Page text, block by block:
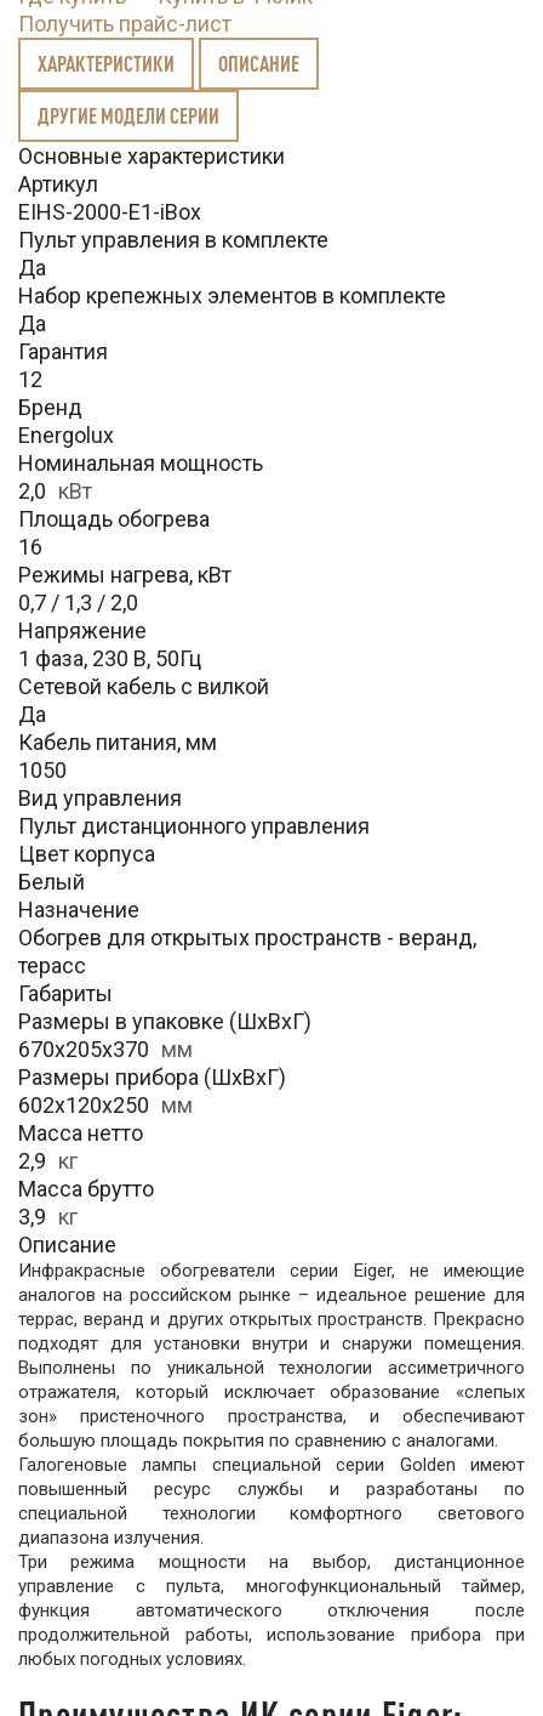
Получить прайс-лист
ХАРАКТЕРИСТИКИ ОПИСАНИЕ
ДРУГИЕ МОДЕЛИ СЕРИИ
Основные характеристики
Артикул
EIHS-2000-E1-iBox
Пульт управления в комплекте
Да
Набор крепежных элементов в комплекте
Да
Гарантия
12
Бренд
Energolux
Номинальная мощность
2,0 кВт
Площадь обогрева
16
Режимы нагрева, кВт
0,7 / 1,3 / 2,0
Напряжение
1 фаза, 230 В, 50Гц
Сетевой кабель с вилкой
Да
Кабель питания, мм
1050
Вид управления
Пульт дистанционного управления
Цвет корпуса
Белый
Назначение
Обогрев для открытых пространств - веранд,
терасс
Габариты
Размеры в упаковке (ШхВхГ)
670х205х370 мм
Размеры прибора (ШхВхГ)
602х120х250 мм
Масса нетто
2,9 кг
Масса брутто
3,9 кг
Описание
Инфракрасные обогреватели серии Eiger, не имеющие
аналогов на российском рынке – идеальное решение для
террас, веранд и других открытых пространств. Прекрасно
подходят для установки внутри и снаружи помещения.
Выполнены по уникальной технологии ассиметричного
отражателя, который исключает образование «слепых
зон» пристеночного пространства, и обеспечивают
большую площадь покрытия по сравнению с аналогами.
Галогеновые лампы специальной серии Golden имеют
повышенный ресурс службы и разработаны по
специальной технологии комфортного светового
диапазона излучения.
Три режима мощности на выбор, дистанционное
управление с пульта, многофункциональный таймер,
функция автоматического отключения после
продолжительной работы, использование прибора при
любых погодных условиях.